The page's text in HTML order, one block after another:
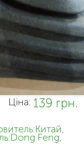
Ціна: 139 грн.
Feng,